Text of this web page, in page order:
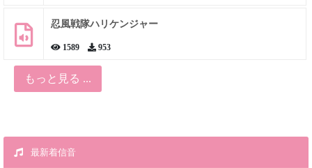
忍風戦隊ハリケンジャー
1589 953
もっと見る ...
最新着信音